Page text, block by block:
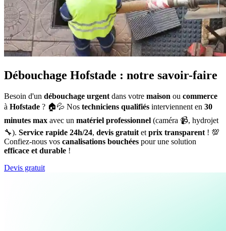
Débouchage Hofstade : notre savoir-faire
Besoin d'un débouchage urgentdans votre maison ou commerce
à Hofstade ? 🏠💦 Nos techniciens qualifiés interviennent en 30
minutes max avec un matériel professionnel (caméra 📹, hydrojet
🔧). Service rapide 24h/24, devis gratuitetprix transparent! 💯
Confiez-nous vos canalisations bouchées pour une solution
efficace et durable !
Devis gratuit